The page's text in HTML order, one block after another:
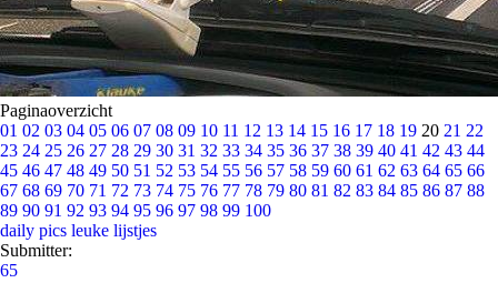
Paginaoverzicht
01 02 03 04 05 06 07 08 09 10 11 12 13 14 15 16 17 18 19 20 21 22
23 24 25 26 27 28 29 30 31 32 33 34 35 36 37 38 39 40 41 42 43 44
45 46 47 48 49 50 51 52 53 54 55 56 57 58 59 60 61 62 63 64 65 66
67 68 69 70 71 72 73 74 75 76 77 78 79 80 81 82 83 84 85 86 87 88
89 90 91 92 93 94 95 96 97 98 99 100
daily pics leuke lijstjes
Submitter:
65